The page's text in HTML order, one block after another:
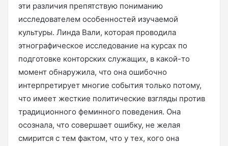
эти различия препятствую пониманию
исследователем особенностей изучаемой
культуры. Линда Вали, которая проводила
этнографическое исследование на курсах по
подготовке конторских служащих, в какой-то
момент обнаружила, что она ошибочно
интерпретирует многие события только потому,
что имеет жесткие политические взгляды против
традиционного феминного поведения. Она
осознала, что совершает ошибку, не желая
смирится с тем фактом, что у тех, кого она